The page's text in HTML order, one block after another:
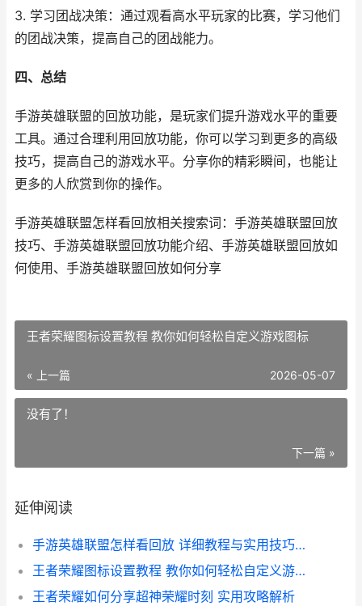
3. 学习团战决策：通过观看高水平玩家的比赛，学习他们
的团战决策，提高自己的团战能力。
四、总结
手游英雄联盟的回放功能，是玩家们提升游戏水平的重要
工具。通过合理利用回放功能，你可以学习到更多的高级
技巧，提高自己的游戏水平。分享你的精彩瞬间，也能让
更多的人欣赏到你的操作。
手游英雄联盟怎样看回放相关搜索词：手游英雄联盟回放
技巧、手游英雄联盟回放功能介绍、手游英雄联盟回放如
何使用、手游英雄联盟回放如何分享
王者荣耀图标设置教程 教你如何轻松自定义游戏图标
« 上一篇 2026-05-07
没有了！
下一篇 »
延伸阅读
手游英雄联盟怎样看回放 详细教程与实用技巧解析
王者荣耀图标设置教程 教你如何轻松自定义游戏图标
王者荣耀如何分享超神荣耀时刻 实用攻略解析